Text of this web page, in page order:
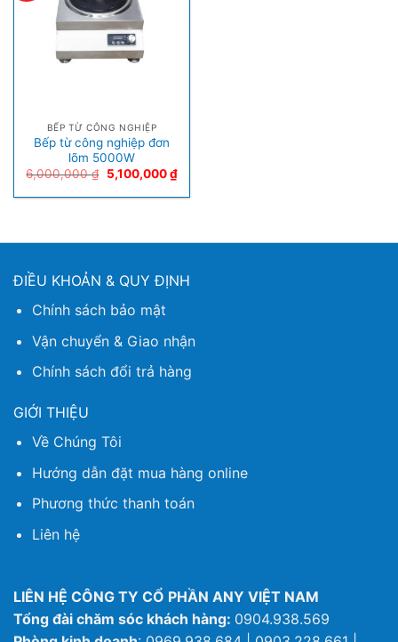
BẾP TỪ CÔNG NGHIỆP
Bếp từ công nghiệp đơn
lõm 5000W
6,000,000₫ 5,100,000₫
ĐIỀU KHOẢN & QUY ĐỊNH
Chính sách bảo mật
Vận chuyển & Giao nhận
Chính sách đổi trả hàng
GIỚI THIỆU
Về Chúng Tôi
Hướng dẫn đặt mua hàng online
Phương thức thanh toán
Liên hệ
LIÊN HỆ CÔNG TY CỔ PHẦN ANY VIỆT NAM
Tổng đài chăm sóc khách hàng: 0904.938.569